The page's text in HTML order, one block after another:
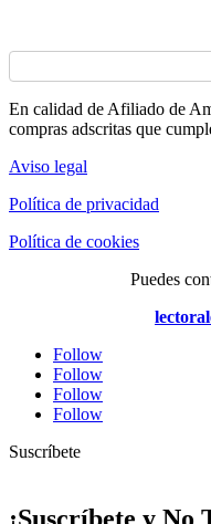
En calidad de Afiliado de
compras adscritas que
Aviso legal
Política de privacidad
Política de cookies
Puedes
Follow
Follow
Follow
Follow
Suscríbete